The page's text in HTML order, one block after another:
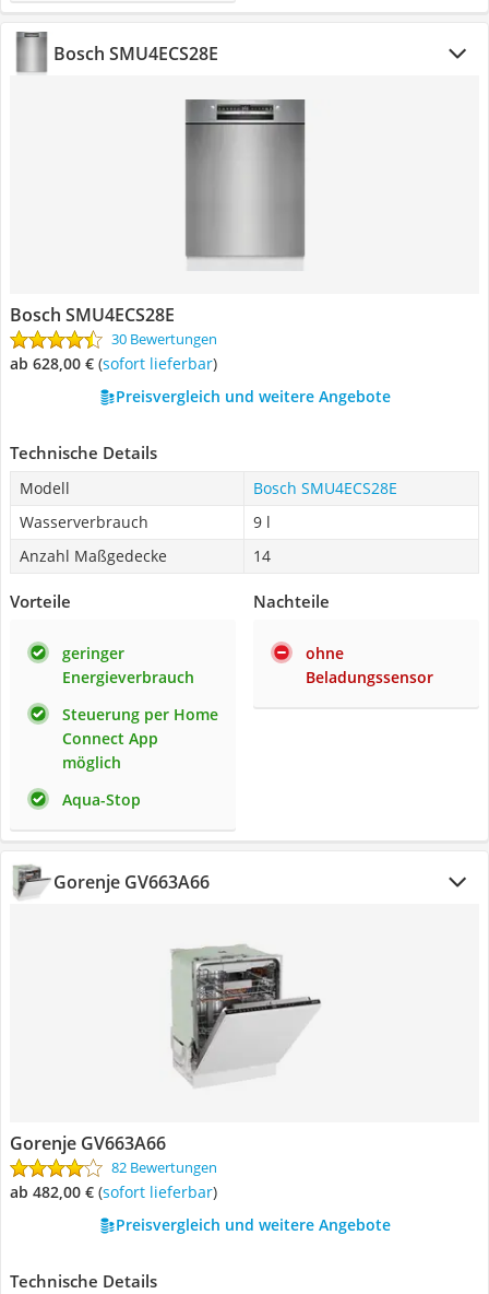
Bosch SMU4ECS28E
Bosch SMU4ECS28E
30 Bewertungen
ab 628,00 € ( Sofort lieferbar)
Preisvergleich und weitere Angebote
Technische Details
Modell
Bosch SMU4ECS28E
Wasserverbrauch
9 l
Anzahl Maßgedecke
14
Vorteile
geringer
Energieverbrauch
Steuerung per Home
Connect App
möglich
Aqua-Stop
Nachteile
ohne
Beladungssensor
Gorenje GV663A66
Gorenje GV663A66
82 Bewertungen
ab 482,00 € ( Sofort lieferbar)
Preisvergleich und weitere Angebote
Technische Details